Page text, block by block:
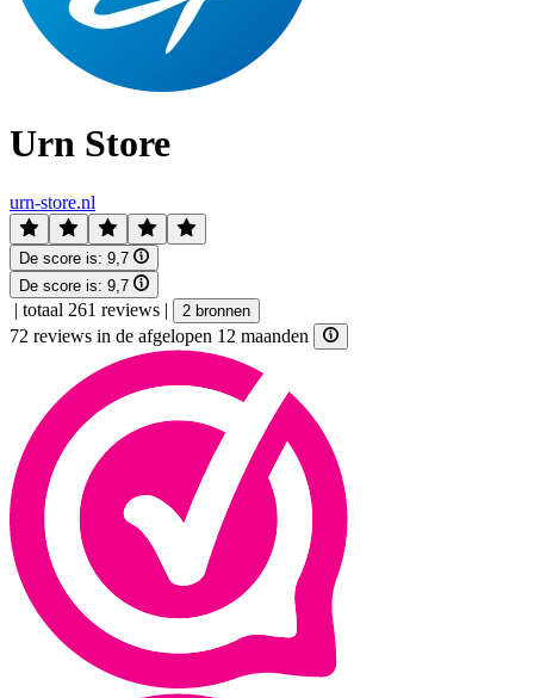
Urn Store
urn-store.nl
De score is: 9,7
De score is: 9,7
| totaal 261 reviews | 2 bronnen
72 reviews in de afgelopen 12 maanden